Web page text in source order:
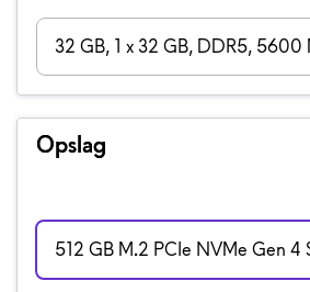
32 GB, 1 x 32 GB, DDR5, 5600
Opslag
512 GB M.2 PCIe NVMe Gen 4